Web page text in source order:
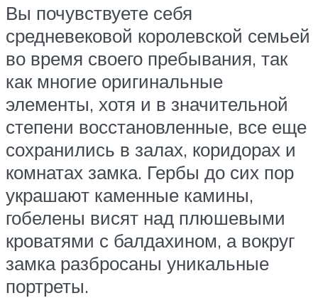
Вы почувствуете себя
средневековой королевской семьей
во время своего пребывания, так
как многие оригинальные
элементы, хотя и в значительной
степени восстановленные, все еще
сохранились в залах, коридорах и
комнатах замка. Гербы до сих пор
украшают каменные камины,
гобелены висят над плюшевыми
кроватями с балдахином, а вокруг
замка разбросаны уникальные
портреты.